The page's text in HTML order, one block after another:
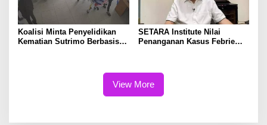
Koalisi Minta Penyelidikan
Kematian Sutrimo Berbasis
SETARA Institute Nilai
Penanganan Kasus Febrie
View More